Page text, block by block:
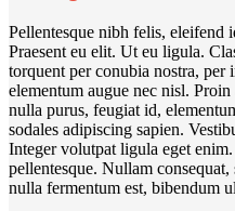
Pellentesque nibh felis, eleifend
Praesent eu elit. Ut eu ligula.
torquent per conubia nostra, per
elementum augue nec nisl.
nulla purus, feugiat id,
sodales adipiscing sapien.
Integer volutpat ligula eget
pellentesque. Nullam
nulla fermentum est, bibendum